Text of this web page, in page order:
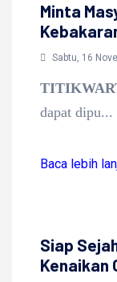
Minta
Sabtu, 16
dapat dipu...
Baca lebih
Siap
Kenaikan